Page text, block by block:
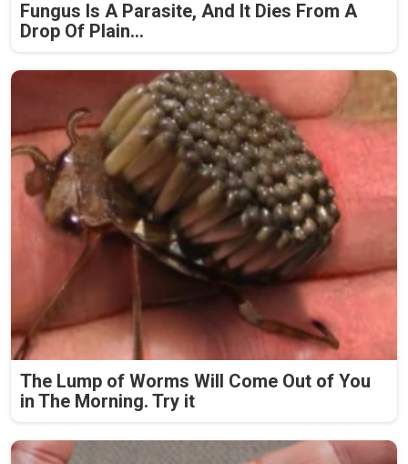
Fungus Is A Parasite, And It Dies From A
Drop Of Plain...
The Lump of Worms Will Come Out of You
in The Morning. Try it